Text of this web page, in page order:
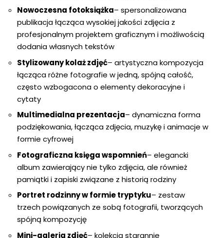
Nowoczesna fotoksiążka– spersonalizowana
publikacja łącząca wysokiej jakości zdjęcia z
profesjonalnym projektem graficznym i możliwością
dodania własnych tekstów
Stylizowany kolaż zdjęć– artystyczna kompozycja
łącząca różne fotografie w jedną, spójną całość,
często wzbogacona o elementy dekoracyjne i
cytaty
Multimedialna prezentacja– dynamiczna forma
podziękowania, łącząca zdjęcia, muzykę i animacje w
formie cyfrowej
Fotograficzna księga wspomnień– elegancki
album zawierający nie tylko zdjęcia, ale również
pamiątki i zapiski związane z historią rodziny
Portret rodzinny w formie tryptyku– zestaw
trzech powiązanych ze sobą fotografii, tworzących
spójną kompozycję
Mini-galeria zdjęć– kolekcja starannie